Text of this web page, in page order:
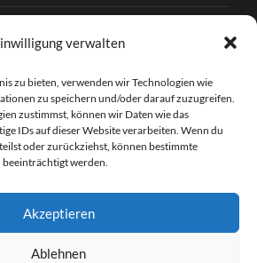
verwalten
zu bieten, verwenden wir Technologien wie
zu speichern und/oder darauf zuzugreifen.
zustimmst, können wir Daten wie das
IDs auf dieser Website verarbeiten. Wenn du
oder zurückziehst, können bestimmte
werden.
Akzeptieren
Ablehnen